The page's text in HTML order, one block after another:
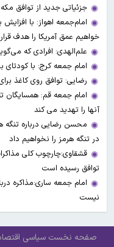
جزئیاتی جدید از توافق مکه
خواهیم عمق آمریکا را هدف
علم‌الهدی: افرادی که
امام جمعه کرج: با کودتای
رضایی: توافق روی کاغذ
امام جمعه قم:
آنها را تهدید می کند
محسن رضایی درباره تنگه
در تنگه هرمز را نخواهیم داد
قشقاوی:چارچوب کلی
توافق رسیده است
امام جمعه ساری:مذاکره
نیست
صفحه نخست سیاسی